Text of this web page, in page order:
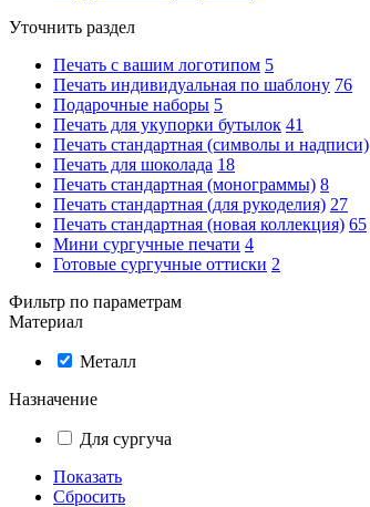
Уточнить раздел
Печать с вашим логотипом 5
Печать индивидуальная по шаблону 76
Подарочные наборы 5
Печать для укупорки бутылок 41
Печать стандартная (символы и надписи)
Печать для шоколада 18
Печать стандартная (монограммы) 8
Печать стандартная (для рукоделия) 27
Печать стандартная (новая коллекция) 65
Мини сургучные печати 4
Готовые сургучные оттиски 2
Фильтр по параметрам
Материал
Металл
Назначение
Для сургуча
Показать
Сбросить